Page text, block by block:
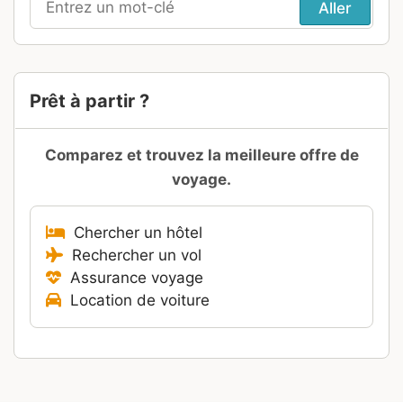
Recherche
pour
Prêt à partir ?
Comparez et trouvez la meilleure offre de
voyage.
Chercher un hôtel
Rechercher un vol
Assurance voyage
Location de voiture